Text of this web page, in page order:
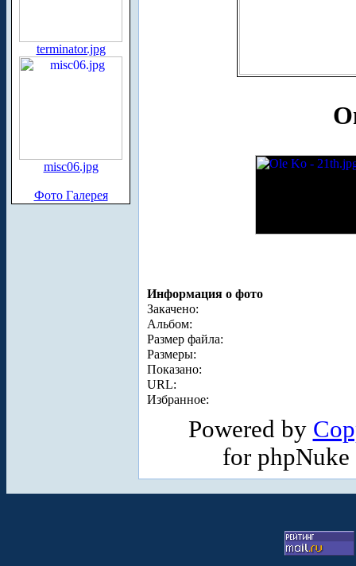
terminator.jpg
misc06.jpg
Фото Галерея
Информация о фото
Закачено:
Альбом:
Размер файла:
Размеры:
Показано:
URL:
Избранное:
Powered by
for